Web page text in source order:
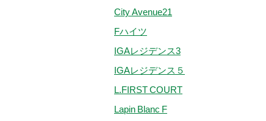
City Avenue21
Fハイツ
IGAレジデンス3
IGAレジデンス５
L.FIRST COURT
Lapin Blanc F